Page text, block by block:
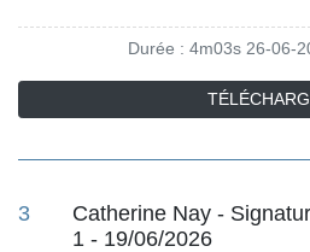
Durée : 4m03s 26-06-
3
Catherine Nay -
1 - 19/06/2026